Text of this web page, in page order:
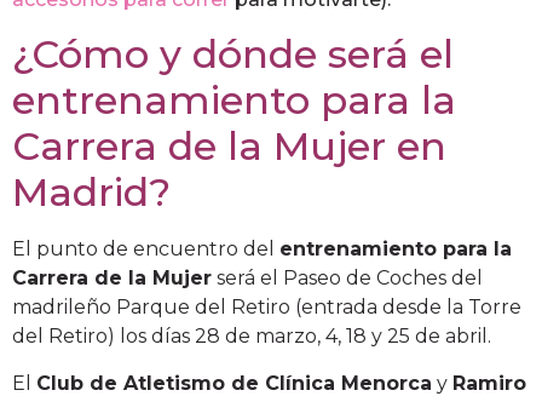
¿Cómo y dónde será el
entrenamiento para la
Carrera de la Mujer en
Madrid?
El punto de encuentro del entrenamiento para la
Carrera de la Mujer será el Paseo de Coches del
madrileño Parque del Retiro (entrada desde la Torre
del Retiro) los días 28 de marzo, 4, 18 y 25 de abril.
El Club de Atletismo de Clínica Menorca y Ramiro